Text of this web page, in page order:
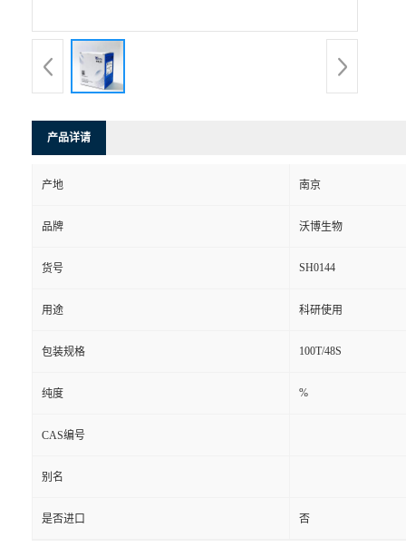
产品详请
产地 南京
品牌 沃博生物
货号 SH0144
用途 科研使用
包装规格 100T/48S
纯度 %
CAS编号
别名
是否进口 否